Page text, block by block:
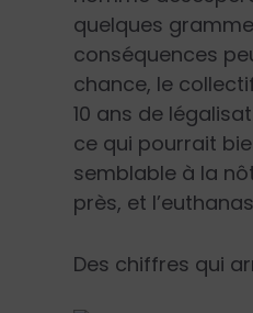
quelques
conséquences
chance, le
10 ans de
ce qui pourrait
semblable à la
près, et
Des chiffres qui